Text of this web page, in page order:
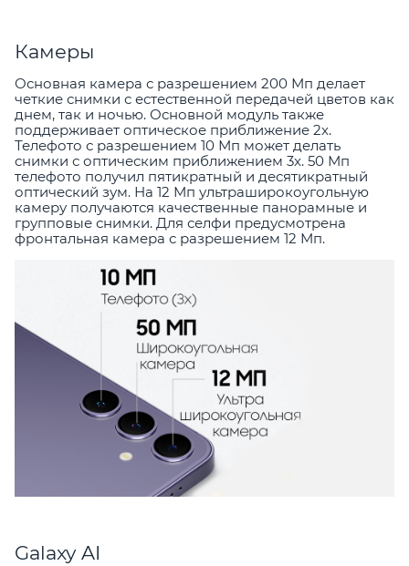
Камеры
Основная камера с разрешением 200 Мп делает
четкие снимки с естественной передачей цветов как
днем, так и ночью. Основной модуль также
поддерживает оптическое приближение 2x.
Телефото с разрешением 10 Мп может делать
снимки с оптическим приближением 3x. 50 Мп
телефото получил пятикратный и десятикратный
оптический зум. На 12 Мп ультраширокоугольную
камеру получаются качественные панорамные и
групповые снимки. Для селфи предусмотрена
фронтальная камера с разрешением 12 Мп.
Galaxy AI